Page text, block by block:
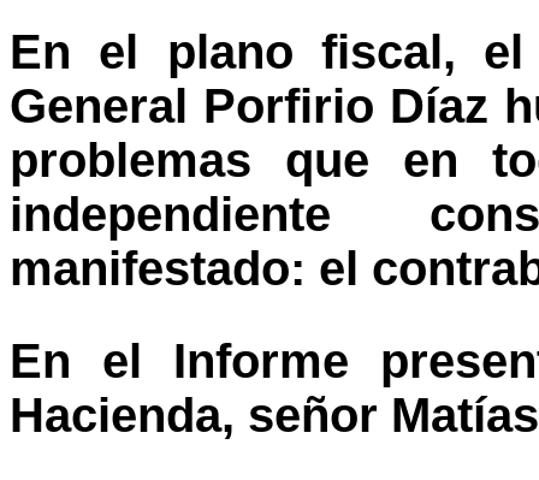
En el plano fiscal,
General Porfirio Díaz
problemas que en
independiente
manifestado: el
En el Informe
Hacienda, señor